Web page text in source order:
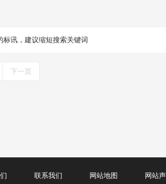
标讯，建议缩短搜索关键词
下一页
联系我们 网站地图 网站